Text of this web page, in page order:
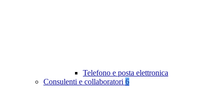
Telefono e posta elettronica
Consulenti e collaboratori 6